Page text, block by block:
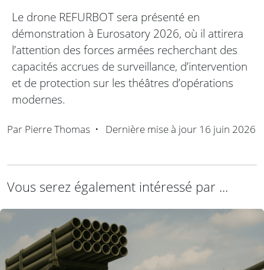
Le drone REFURBOT sera présenté en
démonstration à Eurosatory 2026, où il attirera
l’attention des forces armées recherchant des
capacités accrues de surveillance, d’intervention
et de protection sur les théâtres d’opérations
modernes.
Par Pierre Thomas • Dernière mise à jour 16 juin 2026
Vous serez également intéressé par ...